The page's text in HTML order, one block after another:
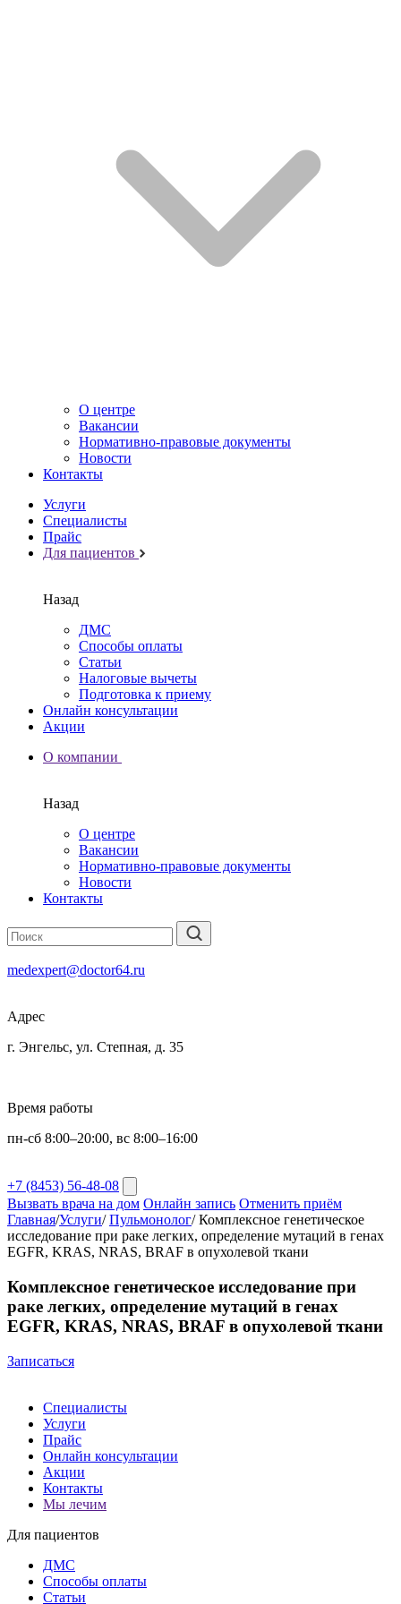
О центре
Вакансии
Нормативно-правовые документы
Новости
Контакты
Услуги
Специалисты
Прайс
Для пациентов
Назад
ДМС
Способы оплаты
Статьи
Налоговые вычеты
Подготовка к приему
Онлайн консультации
Акции
О компании
Назад
О центре
Вакансии
Нормативно-правовые документы
Новости
Контакты
medexpert@doctor64.ru
Адрес
г. Энгельс, ул. Степная, д. 35
Время работы
пн-сб 8:00–20:00, вс 8:00–16:00
+7 (8453) 56-48-08
Вызвать врача на дом Онлайн запись Отменить приём
Главная/Услуги/ Пульмонолог/ Комплексное генетическое
исследование при раке легких, определение мутаций в генах
EGFR, KRAS, NRAS, BRAF в опухолевой ткани
Комплексное генетическое исследование при
раке легких, определение мутаций в генах
EGFR, KRAS, NRAS, BRAF в опухолевой ткани
Записаться
Специалисты
Услуги
Прайс
Онлайн консультации
Акции
Контакты
Мы лечим
Для пациентов
ДМС
Способы оплаты
Статьи